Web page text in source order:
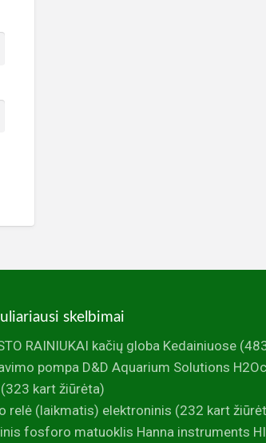
skelbimai
RAINIUKAI kačių globa Kedainiuose
pompa D&D Aquarium Solutions
(323 kart žiūrėta)
relė (laikmatis) elektroninis (232 kart
fosforo matuoklis Hanna instruments